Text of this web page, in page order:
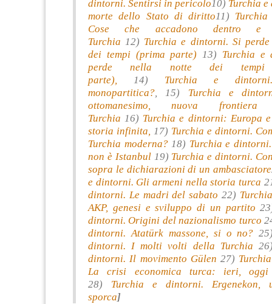
dintorni. Sentirsi in pericolo10) Turchia
morte dello Stato di diritto11)
Cose che accadono dentro
Turchia 12) Turchia e dintorni. Si
dei tempi (prima parte) 13) Turchia e
perde nella notte dei tempi
parte), 14) Turchia e
monopartitica?, 15) Turchia e
ottomanesimo, nuova
Turchia 16) Turchia e dintorni: Europa
storia infinita, 17) Turchia e dintorni.
Turchia moderna?18) Turchia e
non è Istanbul19) Turchia e dintorni.
sopra le dichiarazioni di un ambasciatore
e dintorni. Gli armeni nella storia turca
dintorni. Le madri del sabato 22)
AKP, genesi e sviluppo di un partito
dintorni. Origini del nazionalismo turco
dintorni. Atatürk massone, si o no?
dintorni. I molti volti della Turchia
dintorni. Il movimento Gülen 27)
La crisi economica turca: ieri,
28) Turchia e dintorni. Ergenekon,
sporca]